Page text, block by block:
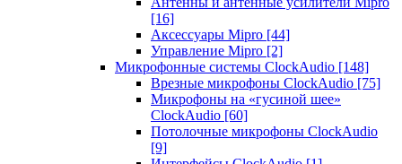
[16]
Аксессуары Mipro [44]
Управление Mipro [2]
Микрофонные системы ClockAudio [148]
Врезные микрофоны ClockAudio [75]
Микрофоны на «гусиной шее»
ClockAudio [60]
Потолочные микрофоны ClockAudio
[9]